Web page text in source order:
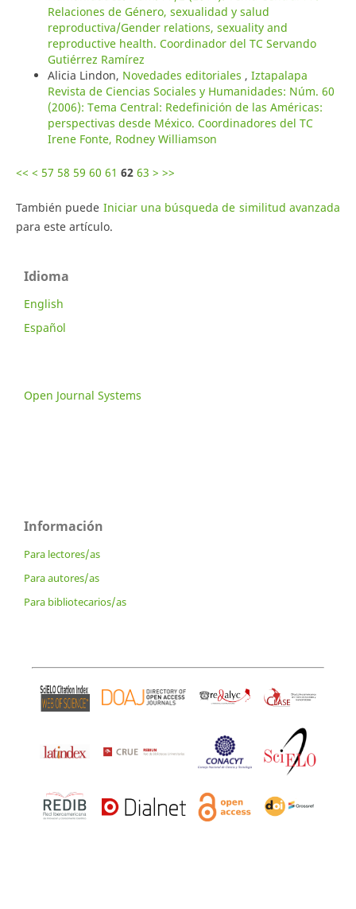
Relaciones de Género, sexualidad y salud
reproductiva/Gender relations, sexuality and
reproductive health. Coordinador del TC Servando
Gutiérrez Ramírez
Alicia Lindon, Novedades editoriales , Iztapalapa
Revista de Ciencias Sociales y Humanidades: Núm. 60
(2006): Tema Central: Redefinición de las Américas:
perspectivas desde México. Coordinadores del TC
Irene Fonte, Rodney Williamson
<< < 57 58 59 60 61 62 63 > >>
También puede Iniciar una búsqueda de similitud avanzada
para este artículo.
Idioma
English
Español
Open Journal Systems
Información
Para lectores/as
Para autores/as
Para bibliotecarios/as